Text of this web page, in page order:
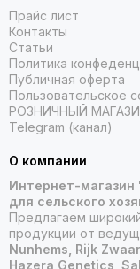
Прайс лист
Контакты
Статьи
Политика
Публичная оферта
Пользовательское
РОЗНИЧНЫЙ
Telegram (канал)
О компании
Интернет-
для сельского
Предлагаем
продукции от
Nunhems, Rijk
Hazera Genetics,